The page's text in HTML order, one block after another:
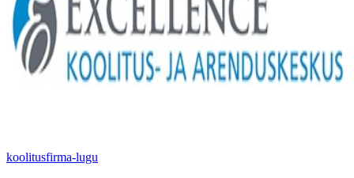
koolitusfirma-lugu